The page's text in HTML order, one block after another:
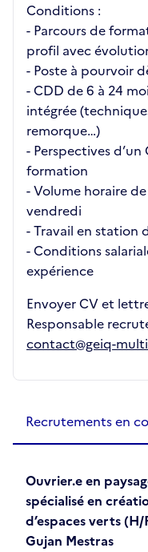
Conditions :
- Parcours de
profil avec
- Poste à pourvoir
- CDD de 6 à 24
intégrée
remorque…)
- Perspectives
formation
- Volume horaire
vendredi
- Travail en station
- Conditions
expérience
Envoyer CV et
Responsable
contact@geiq-
Recrutements en
Ouvrier.e en
spécialisé en
d’espaces verts (H/
Gujan Mestras